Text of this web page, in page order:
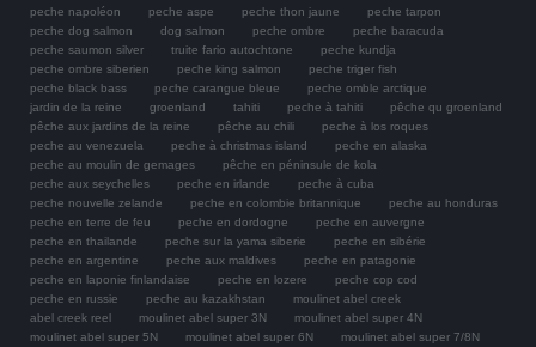
peche napoléon
peche aspe peche thon jaune
peche tarpon
peche dog salmon
dog salmon peche ombre
peche baracuda
peche saumon silver
truite fario autochtone
peche kundja
peche ombre siberien
peche king salmon
peche triger fish
peche black bass
peche carangue bleue
peche omble arctique
jardin de la reine
groenland tahiti peche à tahiti
pêche qu groenland
pêche aux jardins de la reine
pêche au chili
peche à los roques
peche au venezuela
peche à christmas island
peche en alaska
peche au moulin de gemages
pêche en péninsule de kola
peche aux seychelles
peche en irlande
peche à cuba
peche nouvelle zelande
peche en colombie britannique
peche au honduras
peche en terre de feu
peche en dordogne
peche en auvergne
peche en thailande
peche sur la yama siberie
peche en sibérie
peche en argentine
peche aux maldives
peche en patagonie
peche en laponie finlandaise
peche en lozere
peche cop cod
peche en russie
peche au kazakhstan
moulinet abel creek
abel creek reel
moulinet abel super 3N
moulinet abel super 4N
moulinet abel super 5N
moulinet abel super 6N
moulinet abel super 7/8N